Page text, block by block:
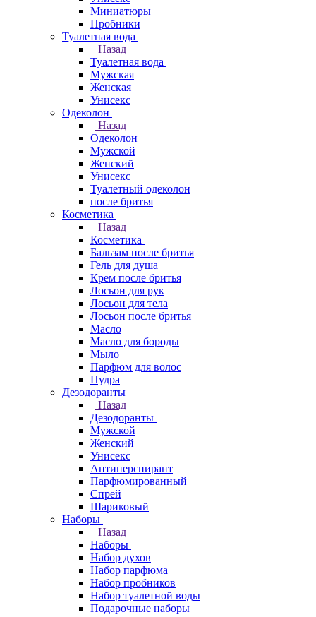
Миниатюры
Пробники
Туалетная вода
Назад
Туалетная вода
Мужская
Женская
Унисекс
Одеколон
Назад
Одеколон
Мужской
Женский
Унисекс
Туалетный одеколон
после бритья
Косметика
Назад
Косметика
Бальзам после бритья
Гель для душа
Крем после бритья
Лосьон для рук
Лосьон для тела
Лосьон после бритья
Масло
Масло для бороды
Мыло
Парфюм для волос
Пудра
Дезодоранты
Назад
Дезодоранты
Мужской
Женский
Унисекс
Антиперспирант
Парфюмированный
Спрей
Шариковый
Наборы
Назад
Наборы
Набор духов
Набор парфюма
Набор пробников
Набор туалетной воды
Подарочные наборы